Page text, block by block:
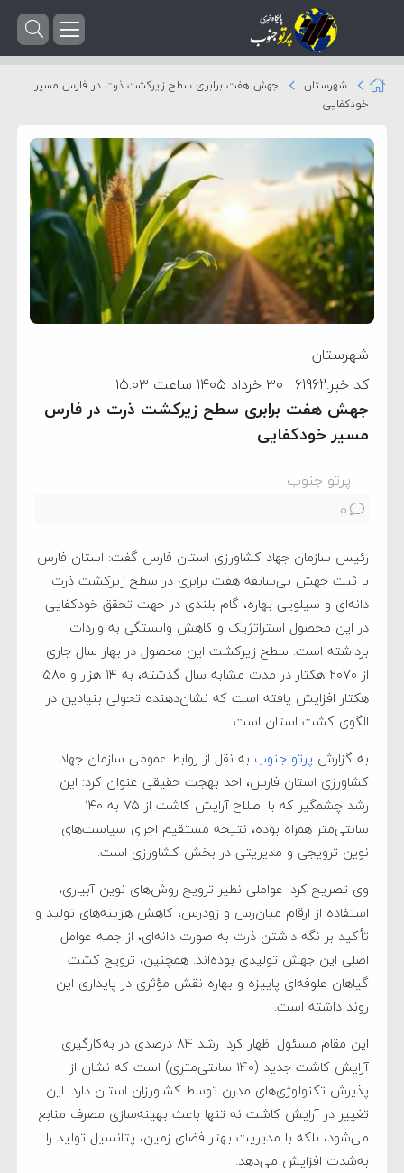
شهرستان
جهش هفت برابری سطح زیرکشت ذرت در فارس مسیر
خودکفایی
شهرستان
کد خبر:61962 | ۳۰ خرداد ۱۴۰۵ ساعت ۱۵:۰۳
جهش هفت برابری سطح زیرکشت ذرت در فارس
مسیر خودکفایی
پرتو جنوب
0
رئیس سازمان جهاد کشاورزی استان فارس گفت: استان فارس
با ثبت جهش بی‌سابقه هفت برابری در سطح زیرکشت ذرت
دانه‌ای و سیلویی بهاره، گام بلندی در جهت تحقق خودکفایی
در این محصول استراتژیک و کاهش وابستگی به واردات
برداشته است. سطح زیرکشت این محصول در بهار سال جاری
از ۲۰۷۰ هکتار در مدت مشابه سال گذشته، به ۱۴ هزار و ۵۸۰
هکتار افزایش یافته است که نشان‌دهنده تحولی بنیادین در
الگوی کشت استان است.
به گزارش پرتو جنوب به نقل از روابط عمومی سازمان جهاد
کشاورزی استان فارس، احد بهجت حقیقی عنوان کرد: این
رشد چشمگیر که با اصلاح آرایش کاشت از ۷۵ به ۱۴۰
سانتی‌متر همراه بوده، نتیجه مستقیم اجرای سیاست‌های
نوین ترویجی و مدیریتی در بخش کشاورزی است.
وی تصریح کرد: عواملی نظیر ترویج روش‌های نوین آبیاری،
استفاده از ارقام میان‌رس و زودرس، کاهش هزینه‌های تولید و
تأکید بر نگه داشتن ذرت به صورت دانه‌ای، از جمله عوامل
اصلی این جهش تولیدی بوده‌اند. همچنین، ترویج کشت
گیاهان علوفه‌ای پاییزه و بهاره نقش مؤثری در پایداری این
روند داشته است.
این مقام مسئول اظهار کرد: رشد ۸۴ درصدی در به‌کارگیری
آرایش کاشت جدید (۱۴۰ سانتی‌متری) است که نشان از
پذیرش تکنولوژی‌های مدرن توسط کشاورزان استان دارد. این
تغییر در آرایش کاشت نه تنها باعث بهینه‌سازی مصرف منابع
می‌شود، بلکه با مدیریت بهتر فضای زمین، پتانسیل تولید را
به‌شدت افزایش می‌دهد.